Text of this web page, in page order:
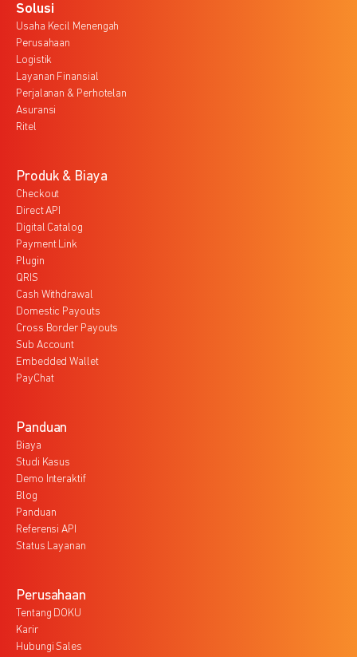
Solusi
Usaha Kecil Menengah
Perusahaan
Logistik
Layanan Finansial
Perjalanan & Perhotelan
Asuransi
Ritel
Produk & Biaya
Checkout
Direct API
Digital Catalog
Payment Link
Plugin
QRIS
Cash Withdrawal
Domestic Payouts
Cross Border Payouts
Sub Account
Embedded Wallet
PayChat
Panduan
Biaya
Studi Kasus
Demo Interaktif
Blog
Panduan
Referensi API
Status Layanan
Perusahaan
Tentang DOKU
Karir
Hubungi Sales